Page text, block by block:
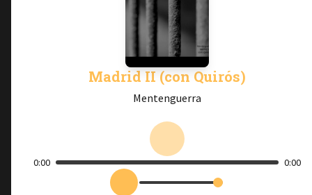
Madrid II (con Quirós)
Mentenguerra
0:00 0:00